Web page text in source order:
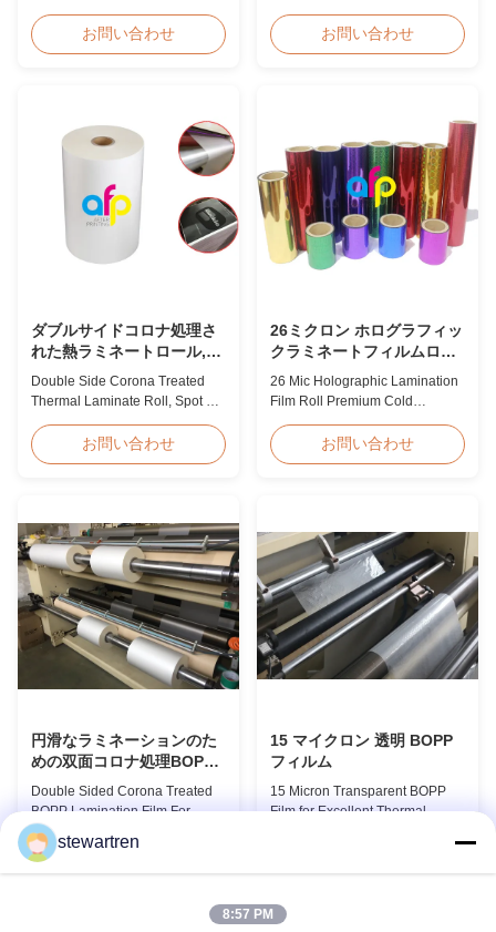
引張強度を備え、優れた接着性
と耐久性を備えた ID カード、バ
お問い合わせ
Hot Sales Chinese Factory Price
20micron Matte Lamination Film
includes offering factory pricing
...
お問い合わせ
ダブルサイドコロナ処理さ
れた熱ラミネートロール,ス
ポットUV漆熱フィルム
Double Side Corona Treated
Thermal Laminate Roll, Spot UV
Overview Double Sides Corona
Treated Thermal Lamination
UV Varnish applications.
Technical Specifications
Parameter Specification
Material PET (Polyester) ...
お問い合わせ
26ミクロン ホログラフィッ
クラミネートフィルムロー
ル、プレミアムコールドラ
ミネートフィルム包装
26 Mic Holographic Lamination
Film Roll Premium Cold
Thermal BOPP Laser
Holographic Film Holographic
EVA 6 micron EVA 8 micron EVA
12 micron EVA 10 micron
TOTAL 24 micron TOTAL 26
micron ...
お問い合わせ
円滑なラミネーションのた
めの双面コロナ処理BOPP
ラミネーションフィルム
Double Sided Corona Treated
BOPP Lamination Film For
Smooth Lamination Product
Overview Our Thermal
Lamination Films are
Extrusion technology, ensuring
お問い合わせ
15 マイクロン 透明 BOPP
フィルム
15 Micron Transparent BOPP
Film for Excellent Thermal
Lamination Film is designed to
appearance of printed materials.
stewartren
8:57 PM